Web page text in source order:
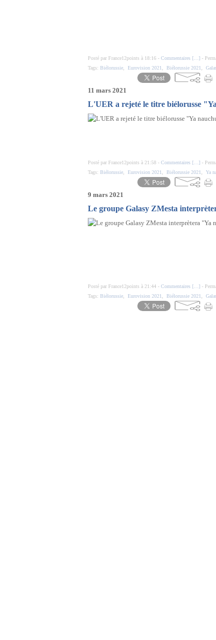
Posté par France12points à 18:16 - Commentaires [ ] -
Tags: Biélorussie Eurovision 2021 Biélorussie 2021
11 mars 2021
L'UER a rejeté le titre biélorusse
Posté par France12points à 21:58 - Commentaires [ ] -
Tags: Biélorussie Eurovision 2021 Biélorussie 2021 Ya
9 mars 2021
Le groupe Galasy ZMesta
Posté par France12points à 21:44 - Commentaires [ ] -
Tags: Biélorussie Eurovision 2021 Biélorussie 2021